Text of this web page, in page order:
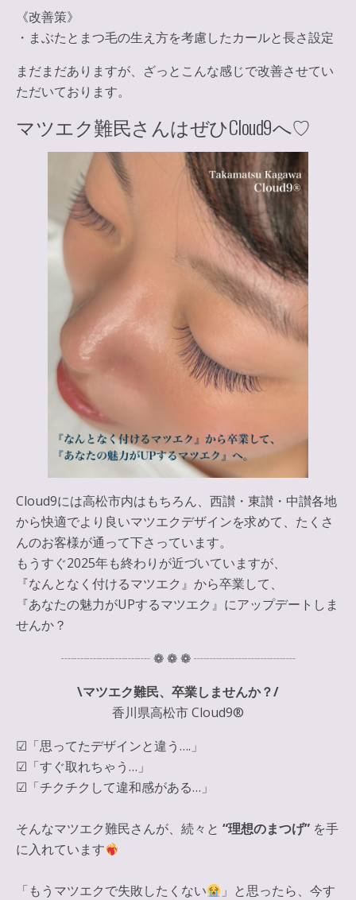
《改善策》
・まぶたとまつ毛の生え方を考慮したカールと長さ設定
まだまだありますが、ざっとこんな感じで改善させてい
ただいております。
マツエク難民さんはぜひCloud9へ♡
Cloud9には高松市内はもちろん、西讃・東讃・中讃各地
から快適でより良いマツエクデザインを求めて、たくさ
んのお客様が通って下さっています。
もうすぐ2025年も終わりが近づいていますが、
『なんとなく付けるマツエク』 から卒業して、
『あなたの魅力がUPするマツエク』 にアップデートしま
せんか？
┈┈┈┈┈┈┈ ❁ ❁ ❁ ┈┈┈┈┈┈┈┈
\マツエク難民、卒業しませんか？/
香川県高松市 Cloud9®
☑︎「思ってたデザインと違う….」
☑︎「すぐ取れちゃう…」
☑︎「チクチクして違和感がある…」
そんなマツエク難民さんが、続々と “理想のまつげ” を手
に入れています
「もうマツエクで失敗したくない
」と思ったら、今す